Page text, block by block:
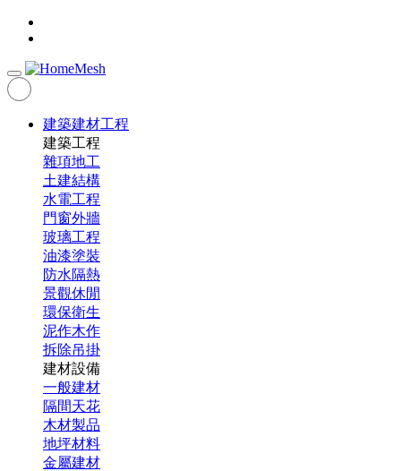
建築建材工程
建築工程
雜項地工
土建結構
水電工程
門窗外牆
玻璃工程
油漆塗裝
防水隔熱
景觀休閒
環保衛生
泥作木作
拆除吊掛
建材設備
一般建材
隔間天花
木材製品
地坪材料
金屬建材